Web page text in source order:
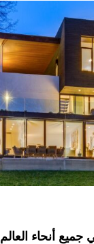
أنحاء العالم